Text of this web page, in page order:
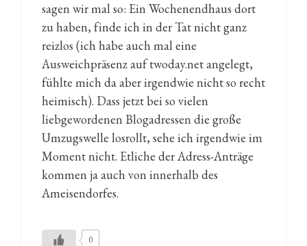
sagen wir mal so: Ein Wochenendhaus dort
zu haben, finde ich in der Tat nicht ganz
reizlos (ich habe auch mal eine
Ausweichpräsenz auf twoday.net angelegt,
fühlte mich da aber irgendwie nicht so recht
heimisch). Dass jetzt bei so vielen
liebgewordenen Blogadressen die große
Umzugswelle losrollt, sehe ich irgendwie im
Moment nicht. Etliche der Adress-Anträge
kommen ja auch von innerhalb des
Ameisendorfes.
0